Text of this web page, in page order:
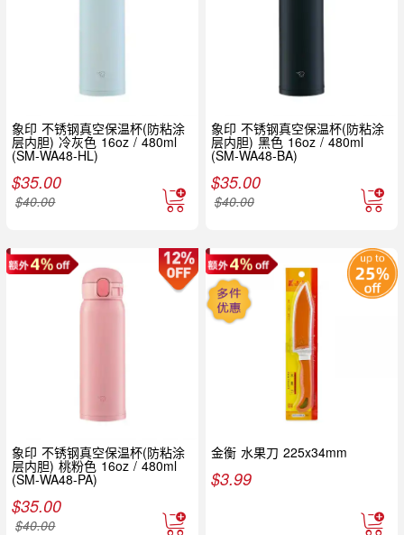
象印 不锈钢真空保温杯(防粘涂
层内胆) 冷灰色 16oz / 480ml
(SM-WA48-HL)
$35.00
$40.00
象印 不锈钢真空保温杯(防粘涂
层内胆) 黑色 16oz / 480ml
(SM-WA48-BA)
$35.00
$40.00
象印 不锈钢真空保温杯(防粘涂
层内胆) 桃粉色 16oz / 480ml
(SM-WA48-PA)
$35.00
$40.00
金衡 水果刀 225x34mm
$3.99